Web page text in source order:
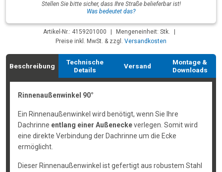
Stellen Sie bitte sicher, dass Ihre Straße belieferbar ist!
Was bedeutet das?
Artikel-Nr.: 4159201000 Mengeneinheit: Stk.
Preise inkl. MwSt. & zzgl. Versandkosten
Beschreibung
Technische
Details
Versand
Montage &
Downloads
Rinnenaußenwinkel 90°
Ein Rinnenaußenwinkel wird benötigt, wenn Sie Ihre
Dachrinne entlang einer Außeneckeverlegen. Somit wird
eine direkte Verbindung der Dachrinne um die Ecke
ermöglicht.
Dieser Rinnenaußenwinkel ist gefertigt aus robustem Stahl